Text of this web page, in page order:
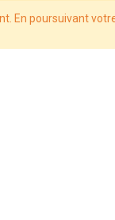
En poursuivant